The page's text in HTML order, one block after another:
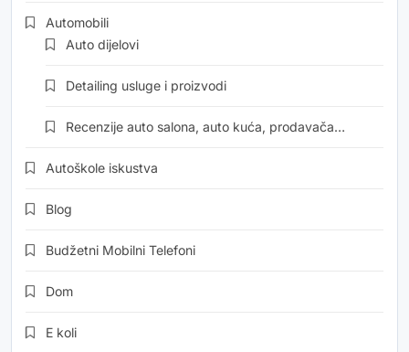
Automobili
Auto dijelovi
Detailing usluge i proizvodi
Recenzije auto salona, auto kuća, prodavača…
Autoškole iskustva
Blog
Budžetni Mobilni Telefoni
Dom
E koli